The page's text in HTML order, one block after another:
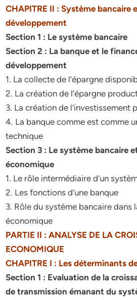
CHAPITRE II : Système bancaire
développement
Section 1 : Le système bancaire
Section 2 : La banque et le
développement
1. La collecte de l’épargne
2. La création de l’épargne
3. La création de l’investissement
4. La banque comme est comme
technique
Section 3 : Le système bancaire
économique
1. Le rôle intermédiaire d’un
2. Les fonctions d’une banque
3. Rôle du système bancaire dans
économique
PARTIE II : ANALYSE DE LA
ECONOMIQUE
CHAPITRE I : Les déterminants
Section 1 : Evaluation de la
de transmission émanant du